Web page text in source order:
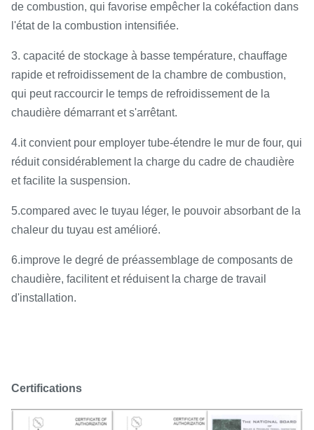
de combustion, qui favorise empêcher la cokéfaction dans
l'état de la combustion intensifiée.
3. capacité de stockage à basse température, chauffage
rapide et refroidissement de la chambre de combustion,
qui peut raccourcir le temps de refroidissement de la
chaudière démarrant et s'arrêtant.
4.it convient pour employer tube-étendre le mur de four, qui
réduit considérablement la charge du cadre de chaudière
et facilite la suspension.
5.compared avec le tuyau léger, le pouvoir absorbant de la
chaleur du tuyau est amélioré.
6.improve le degré de préassemblage de composants de
chaudière, facilitent et réduisent la charge de travail
d'installation.
Certifications